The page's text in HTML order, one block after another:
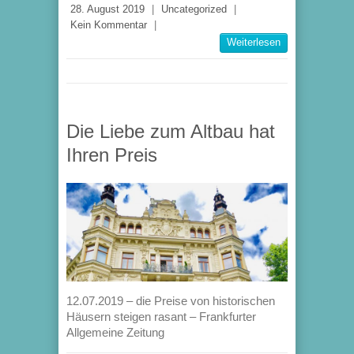
28. August 2019
| Uncategorized
|
Kein Kommentar
|
Weiterlesen
Die Liebe zum Altbau hat
Ihren Preis
12.07.2019 – die Preise von historischen
Häusern steigen rasant – Frankfurter
Allgemeine Zeitung